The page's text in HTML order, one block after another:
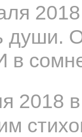
души.
в
2018